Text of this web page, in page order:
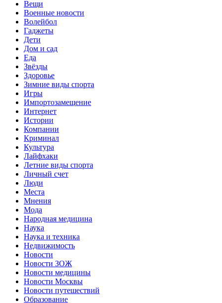
Вещи
Военные новости
Волейбол
Гаджеты
Дети
Дом и сад
Еда
Звёзды
Здоровье
Зимние виды спорта
Игры
Импортозамещение
Интернет
Истории
Компании
Криминал
Культура
Лайфхаки
Летние виды спорта
Личный счет
Люди
Места
Мнения
Мода
Народная медицина
Наука
Наука и техника
Недвижимость
Новости
Новости ЗОЖ
Новости медицины
Новости Москвы
Новости путешествий
Образование